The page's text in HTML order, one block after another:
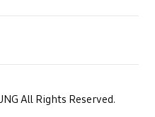
All Rights Reserved.